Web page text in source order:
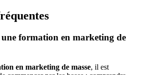
formation en marketing de
en marketing de masse, il est